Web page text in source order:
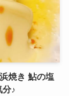
焼き 鮎の塩
♪